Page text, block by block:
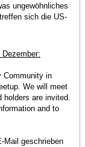
ungewöhnliches
sich die US-
Community in
We will meet
holders are invited.
and to
Mail geschrieben